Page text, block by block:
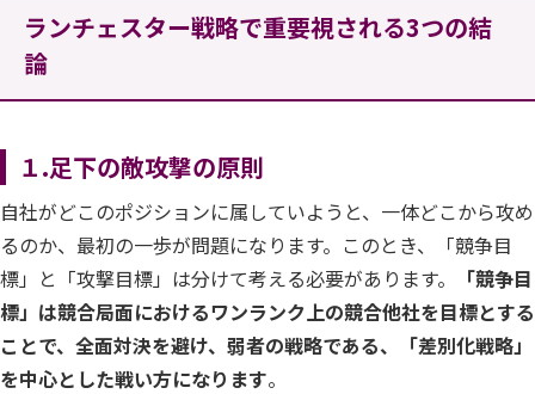
ランチェスター戦略で重要視される3つの結
論
１.足下の敵攻撃の原則
自社がどこのポジションに属していようと、一体どこから攻め
るのか、最初の一歩が問題になります。このとき、「競争目
標」と「攻撃目標」は分けて考える必要があります。
「競争目
標」は競合局面におけるワンランク上の競合他社を目標とする
ことで、全面対決を避け、弱者の戦略である、「差別化戦略」
を中心とした戦い方になります。